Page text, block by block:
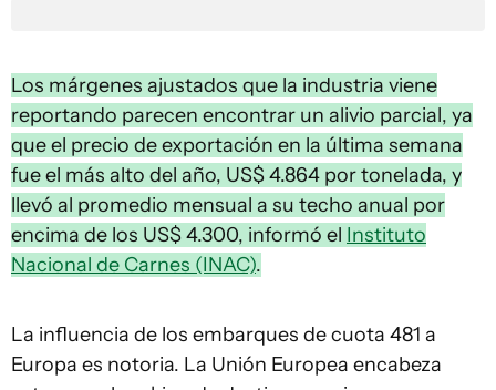
Los márgenes ajustados que la industria viene
reportando parecen encontrar un alivio parcial, ya
que el precio de exportación en la última semana
fue el más alto del año, US$ 4.864 por tonelada, y
llevó al promedio mensual a su techo anual por
encima de los US$ 4.300, informó el Instituto
Nacional de Carnes (INAC).
La influencia de los embarques de cuota 481 a
Europa es notoria. La Unión Europea encabeza